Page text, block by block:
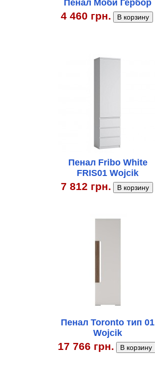
Пенал Моби Гербор
4 460 грн.
Пенал Fribo White
FRIS01 Wojcik
7 812 грн.
Пенал Toronto тип 01
Wojcik
17 766 грн.